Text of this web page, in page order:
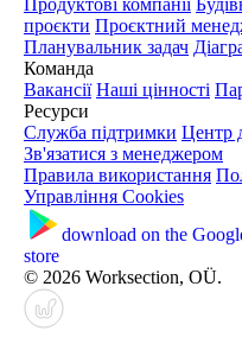
Продуктові компанії
проєкти Проєктний
Планувальник задач
Команда
Вакансії Наші цінності
Ресурси
Служба підтримки Центр
Зв'язатися з менеджером
Правила використання
Управління Cookies
download on the
store
© 2026 Worksection, OÜ.